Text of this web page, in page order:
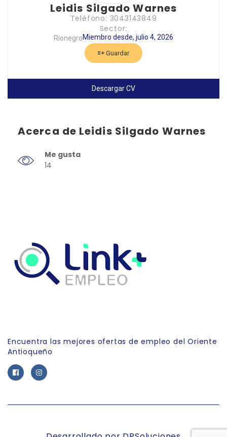
Leidis Silgado Warnes
Teléfono: 3043143849
Sector:
RionegroMiembro desde, julio 4, 2026
Guardar
Descargar CV
Acerca de Leidis Silgado Warnes
Me gusta
14
Encuentra las mejores ofertas de empleo del Oriente
Antioqueño